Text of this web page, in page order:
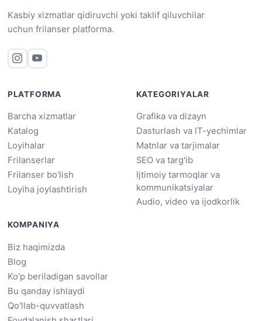
Kasbiy xizmatlar qidiruvchi yoki taklif qiluvchilar
uchun frilanser platforma.
PLATFORMA
Barcha xizmatlar
Katalog
Loyihalar
Frilanserlar
Frilanser bo'lish
Loyiha joylashtirish
KATEGORIYALAR
Grafika va dizayn
Dasturlash va IT-yechimlar
Matnlar va tarjimalar
SEO va targ'ib
Ijtimoiy tarmoqlar va
kommunikatsiyalar
Audio, video va ijodkorlik
KOMPANIYA
Biz haqimizda
Blog
Ko'p beriladigan savollar
Bu qanday ishlaydi
Qo'llab-quvvatlash